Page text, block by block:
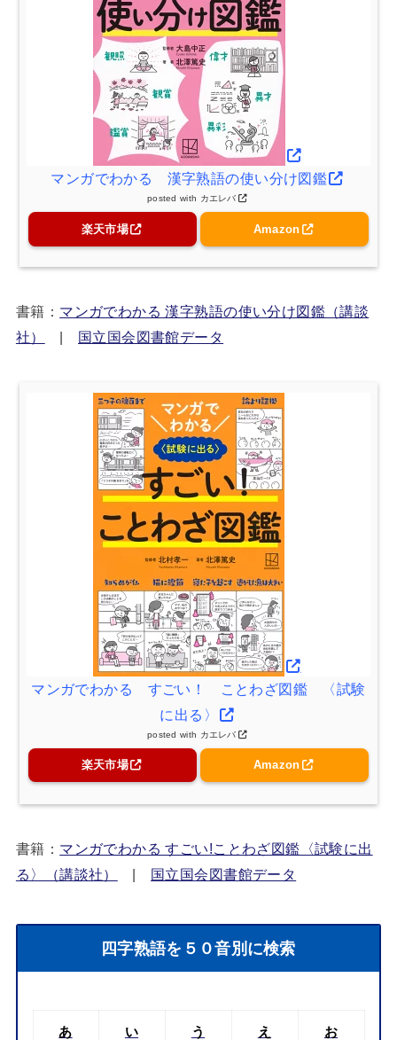
マンガでわかる 漢字熟語の使い分け図鑑
posted with カエレバ
楽天市場 Amazon
書籍： マンガでわかる 漢字熟語の使い分け図鑑（講談
社）
国立国会図書館データ
マンガでわかる すごい！ ことわざ図鑑 〈試験
に出る〉
posted with カエレバ
楽天市場 Amazon
書籍： マンガでわかる すごい!ことわざ図鑑〈試験に出
る〉（講談社）
| 国立国会図書館データ
四字熟語を５０音別に検索
あ い う え お